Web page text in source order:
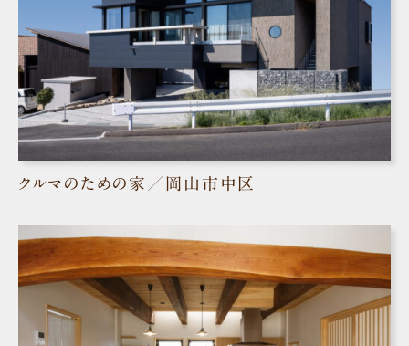
クルマのための家／岡山市中区